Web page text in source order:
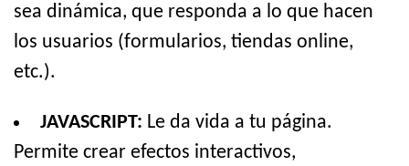
sea dinámica, que responda a lo que hacen
los usuarios (formularios, tiendas online,
etc.).
JAVASCRIPT: Le da vida a tu página.
Permite crear efectos interactivos,